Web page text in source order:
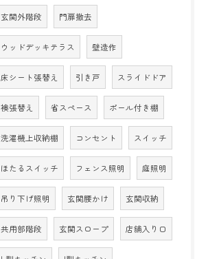
玄関外階段 門扉撤去
ウッドデッキテラス 壁造作
床シート張替え 引き戸 スライドドア
襖張替え 省スペース ポール付き棚
洗濯機上収納棚 コンセント スイッチ
ほたるスイッチ フェンス照明 庭照明
吊り下げ照明 玄関腰かけ 玄関収納
共用部階段 玄関スロープ 店舗入り口